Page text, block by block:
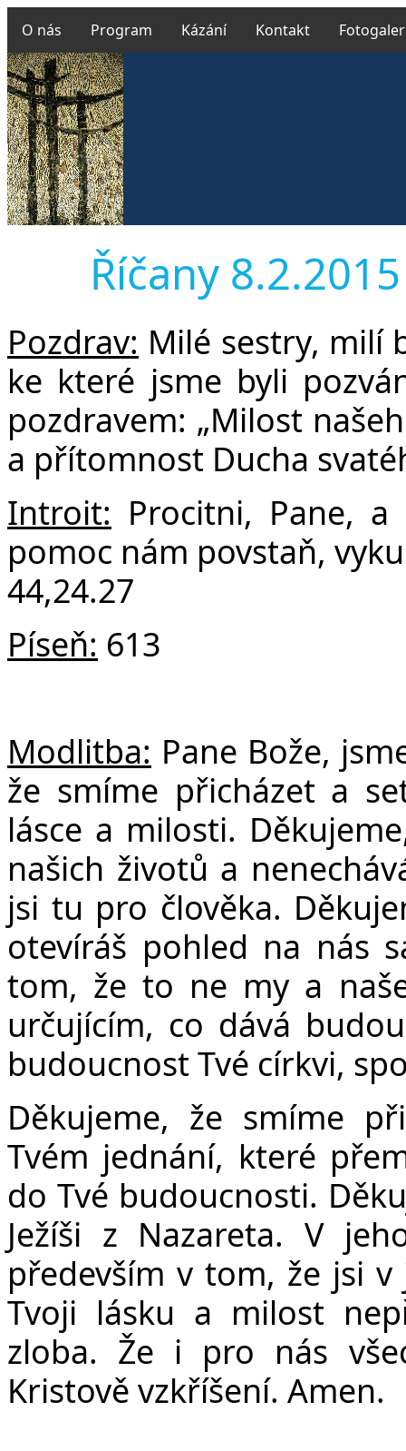
O nás Program Kázání Kontakt
Říčany
Pozdrav: Milé sestry, milí
ke které jsme byli
pozdravem: „Milost
a přítomnost Ducha
Introit: Procitni, Pane,
pomoc nám povstaň,
44,24.27
Píseň: 613
Modlitba: Pane Bože,
že smíme přicházet a
lásce a milosti.
našich životů a
jsi tu pro člověka.
otevíráš pohled na nás
tom, že to ne my a
určujícím, co dává
budoucnost Tvé církvi,
Děkujeme, že smíme
Tvém jednání, které
do Tvé budoucnosti.
Ježíši z Nazareta. V
především v tom, že jsi
Tvoji lásku a milost
zloba. Že i pro nás
Kristově vzkříšení. Amen.